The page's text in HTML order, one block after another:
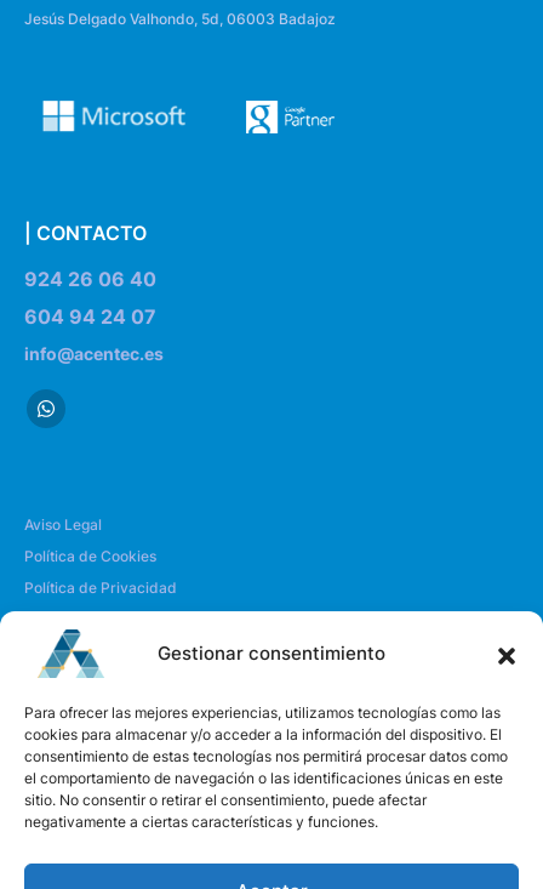
Gestionar consentimiento
Para ofrecer las mejores experiencias, utilizamos tecnologías como las
cookies para almacenar y/o acceder a la información del dispositivo. El
consentimiento de estas tecnologías nos permitirá procesar datos como
el comportamiento de navegación o las identificaciones únicas en este
sitio. No consentir o retirar el consentimiento, puede afectar
negativamente a ciertas características y funciones.
Jesús Delgado Valhondo, 5d, 06003 Badajoz
| CONTACTO
924 26 06 40
604 94 24 07
info@acentec.es
Aviso Legal
Política de Cookies
Política de Privacidad
| SOBRE NOSOTROS
Quiénes somos
Envíanos un mensaje